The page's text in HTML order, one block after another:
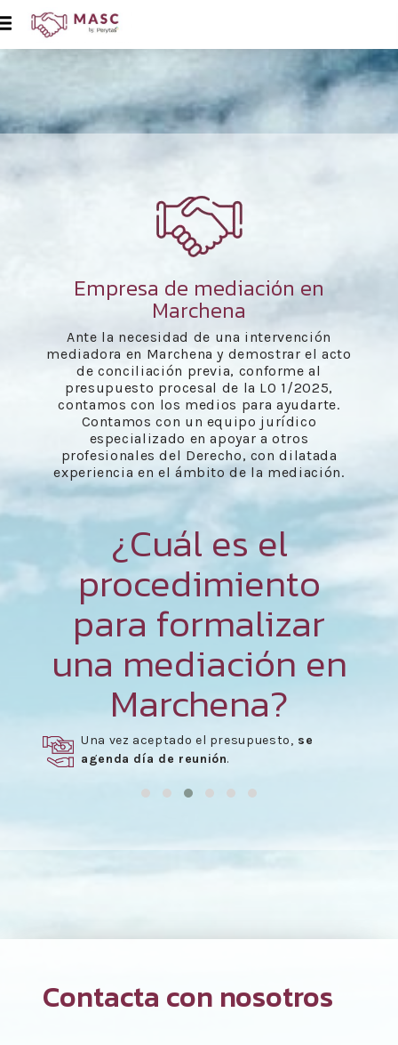
Empresa de mediación en
Marchena
Ante la necesidad de una intervención
mediadora en Marchena y demostrar el acto
de conciliación previa, conforme al
presupuesto procesal de la LO 1/2025,
contamos con los medios para ayudarte.
Contamos con un equipo jurídico
especializado en apoyar a otros
profesionales del Derecho, con dilatada
experiencia en el ámbito de la mediación.
¿Cuál es el
procedimiento
para formalizar
una mediación en
Marchena?
Una vez aceptado el presupuesto, se
agenda día de reunión.
Contacta con nosotros